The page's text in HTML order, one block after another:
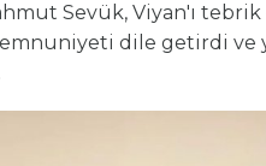
Sevük, Viyan'ı tebrik
dile getirdi ve